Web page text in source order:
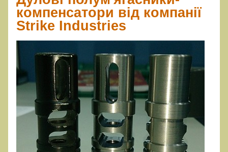
компенсатори від компанії
Strike Industries